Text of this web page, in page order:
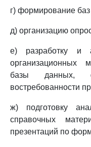
г) формирование
д) организацию
е) разработку и
организационных
базы данных,
востребованности
ж) подготовку
справочных
презентаций по